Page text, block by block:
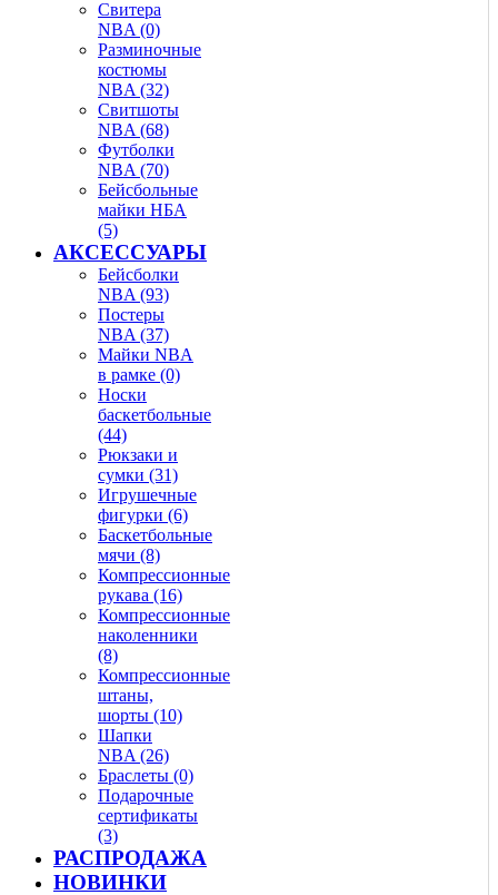
Свитера
NBA (0)
Разминочные
костюмы
NBA (32)
Свитшоты
NBA (68)
Футболки
NBA (70)
Бейсбольные
майки НБА
(5)
АКСЕССУАРЫ
Бейсболки
NBA (93)
Постеры
NBA (37)
Майки NBA
в рамке (0)
Носки
баскетбольные
(44)
Рюкзаки и
сумки (31)
Игрушечные
фигурки (6)
Баскетбольные
мячи (8)
Компрессионные
рукава (16)
Компрессионные
наколенники
(8)
Компрессионные
штаны,
шорты (10)
Шапки
NBA (26)
Браслеты (0)
Подарочные
сертификаты
(3)
РАСПРОДАЖА
НОВИНКИ